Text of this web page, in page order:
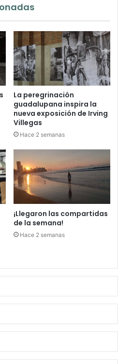
La peregrinación
guadalupana inspira la
nueva exposición de Irving
Villegas
Hace 2 semanas
¡Llegaron las compartidas
de la semana!
Hace 2 semanas